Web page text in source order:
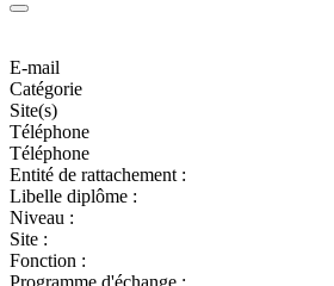
E-mail
Catégorie
Site(s)
Téléphone
Téléphone
Entité de rattachement :
Libelle diplôme :
Niveau :
Site :
Fonction :
Programme d'échange :